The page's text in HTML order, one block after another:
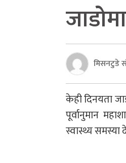
मिसनटुडे
केही दिनयता
पूर्वानुमान
स्वास्थ्य समस्या